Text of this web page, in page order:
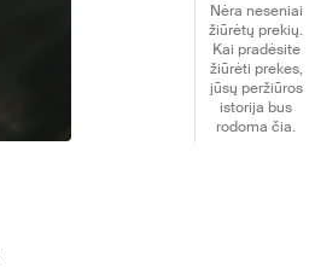
Nėra neseniai
žiūrėtų prekių.
Kai pradėsite
žiūrėti prekes,
jūsų peržiūros
istorija bus
rodoma čia.